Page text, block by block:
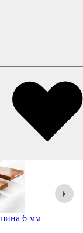
6 мм